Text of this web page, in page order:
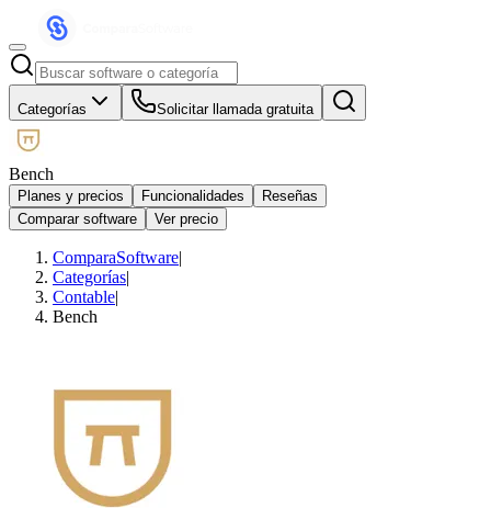
Categorías Solicitar llamada gratuita
Bench
Planes y precios Funcionalidades
Reseñas
Comparar software
Ver precio
ComparaSoftware|
Categorías|
Contable|
Bench